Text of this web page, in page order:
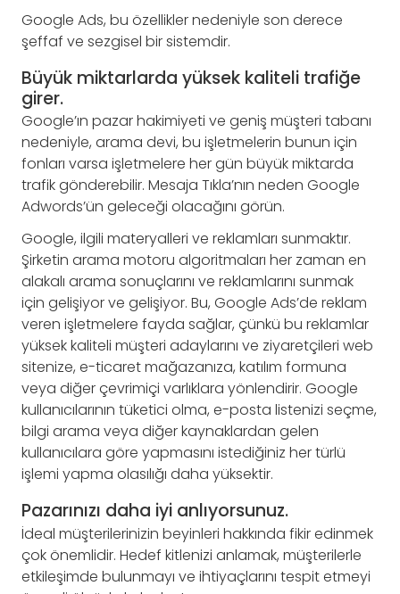
Google Ads, bu özellikler nedeniyle son derece
şeffaf ve sezgisel bir sistemdir.
Büyük miktarlarda yüksek kaliteli trafiğe
girer.
Google’ın pazar hakimiyeti ve geniş müşteri tabanı
nedeniyle, arama devi, bu işletmelerin bunun için
fonları varsa işletmelere her gün büyük miktarda
trafik gönderebilir. Mesaja Tıkla’nın neden Google
Adwords’ün geleceği olacağını görün.
Google, ilgili materyalleri ve reklamları sunmaktır.
Şirketin arama motoru algoritmaları her zaman en
alakalı arama sonuçlarını ve reklamlarını sunmak
için gelişiyor ve gelişiyor. Bu, Google Ads’de reklam
veren işletmelere fayda sağlar, çünkü bu reklamlar
yüksek kaliteli müşteri adaylarını ve ziyaretçileri web
sitenize, e-ticaret mağazanıza, katılım formuna
veya diğer çevrimiçi varlıklara yönlendirir. Google
kullanıcılarının tüketici olma, e-posta listenizi seçme,
bilgi arama veya diğer kaynaklardan gelen
kullanıcılara göre yapmasını istediğiniz her türlü
işlemi yapma olasılığı daha yüksektir.
Pazarınızı daha iyi anlıyorsunuz.
İdeal müşterilerinizin beyinleri hakkında fikir edinmek
çok önemlidir. Hedef kitlenizi anlamak, müşterilerle
etkileşimde bulunmayı ve ihtiyaçlarını tespit etmeyi